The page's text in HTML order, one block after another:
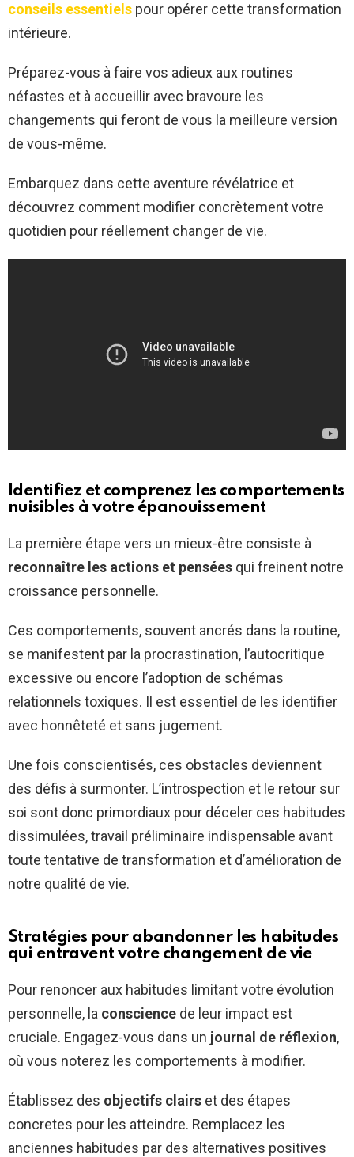
conseils essentiels pour opérer cette transformation
intérieure.
Préparez-vous à faire vos adieux aux routines
néfastes et à accueillir avec bravoure les
changements qui feront de vous la meilleure version
de vous-même.
Embarquez dans cette aventure révélatrice et
découvrez comment modifier concrètement votre
quotidien pour réellement changer de vie.
Identifiez et comprenez les comportements
nuisibles à votre épanouissement
La première étape vers un mieux-être consiste à
reconnaître les actions et pensées qui freinent notre
croissance personnelle.
Ces comportements, souvent ancrés dans la routine,
se manifestent par la procrastination, l’autocritique
excessive ou encore l’adoption de schémas
relationnels toxiques. Il est essentiel de les identifier
avec honnêteté et sans jugement.
Une fois conscientisés, ces obstacles deviennent
des défis à surmonter. L’introspection et le retour sur
soi sont donc primordiaux pour déceler ces habitudes
dissimulées, travail préliminaire indispensable avant
toute tentative de transformation et d’amélioration de
notre qualité de vie.
Stratégies pour abandonner les habitudes
qui entravent votre changement de vie
Pour renoncer aux habitudes limitant votre évolution
personnelle, la conscience de leur impact est
cruciale. Engagez-vous dans un journal de réflexion,
où vous noterez les comportements à modifier.
Établissez des objectifs clairs et des étapes
concretes pour les atteindre. Remplacez les
anciennes habitudes par des alternatives positives